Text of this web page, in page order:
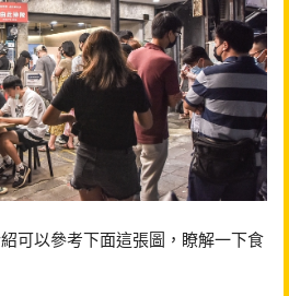
可以參考下面這張圖，瞭解一下食